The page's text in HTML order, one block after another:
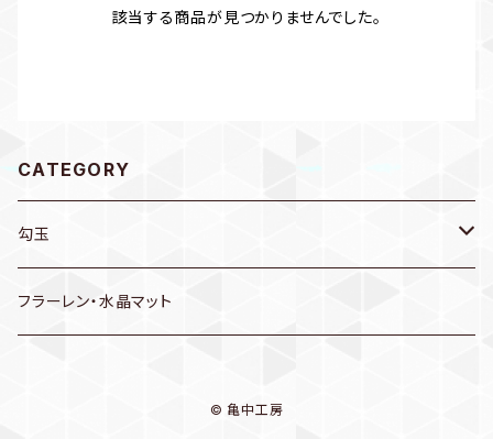
該当する商品が見つかりませんでした。
CATEGORY
勾玉
ネックレス
フラーレン・水晶マット
© 亀中工房